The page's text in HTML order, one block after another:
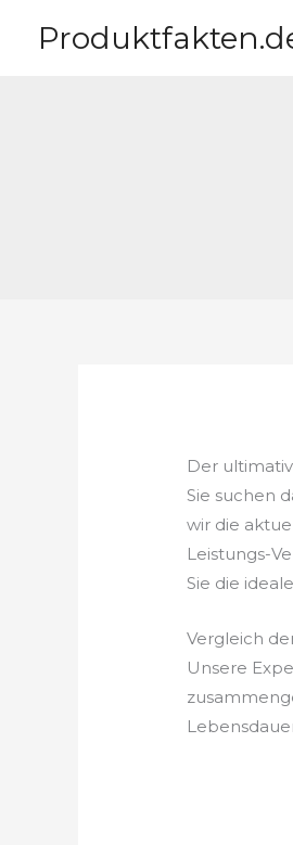
Inhalt
Der
Sie suchen
wir die
Leistungs-
Sie die
Vergleich
Unsere